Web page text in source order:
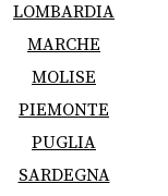
LOMBARDIA
MARCHE
MOLISE
PIEMONTE
PUGLIA
SARDEGNA